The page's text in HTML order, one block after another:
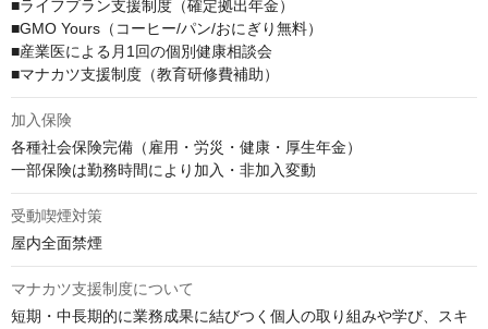
■ライフプラン支援制度（確定拠出年金）
■GMO Yours（コーヒー/パン/おにぎり無料）
■産業医による月1回の個別健康相談会
■マナカツ支援制度（教育研修費補助）
加入保険
各種社会保険完備（雇用・労災・健康・厚生年金）
一部保険は勤務時間により加入・非加入変動
受動喫煙対策
屋内全面禁煙
マナカツ支援制度について
短期・中長期的に業務成果に結びつく個人の取り組みや学び、スキ